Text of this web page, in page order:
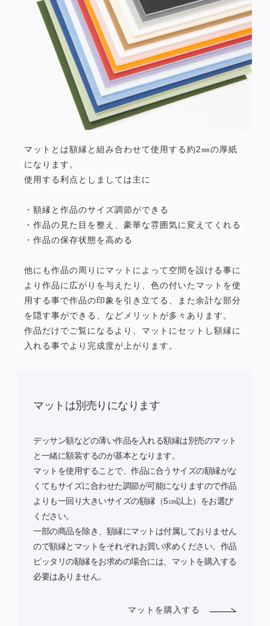
マットとは額縁と組み合わせて使用する約2㎜の厚紙
になります。
使用する利点としましては主に
・額縁と作品のサイズ調節ができる
・作品の見た目を整え、豪華な雰囲気に変えてくれる
・作品の保存状態を高める
他にも作品の周りにマットによって空間を設ける事に
より作品に広がりを与えたり、色の付いたマットを使
用する事で作品の印象を引き立てる、また余計な部分
を隠す事ができる、などメリットが多々あります。
作品だけでご覧になるより、マットにセットし額縁に
入れる事でより完成度が上がります。
マットは別売りになります
デッサン額などの薄い作品を入れる額縁は別売のマット
と一緒に額装するのが基本となります。
マットを使用することで、作品に合うサイズの額縁がな
くてもサイズに合わせた調節が可能になりますので作品
よりも一回り大きいサイズの額縁（5㎝以上）をお選び
ください。
一部の商品を除き、額縁にマットは付属しておりません
ので額縁とマットをそれぞれお買い求めください。作品
ピッタリの額縁をお求めの場合には、マットを購入する
必要はありません。
マットを購入する